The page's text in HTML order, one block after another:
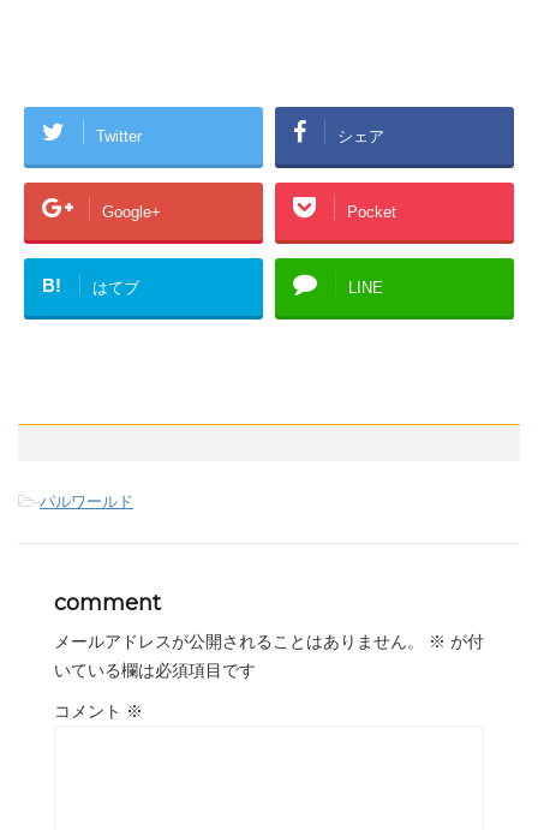
Twitter シェア
Google+ Pocket
B! はてブ LINE
-パルワールド
comment
メールアドレスが公開されることはありません。 ※ が付
いている欄は必須項目です
コメント ※